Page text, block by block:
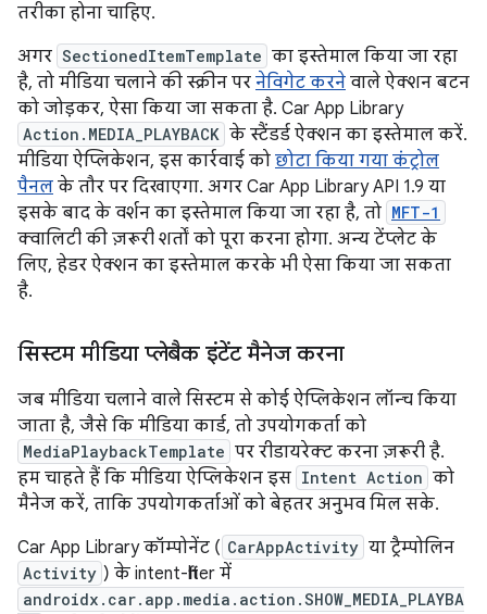
तरीका होना चाहिए.
अगर SectionedItemTemplate का इस्तेमाल किया जा रहा
है, तो मीडिया चलाने की स्क्रीन पर नेविगेट करने वाले ऐक्शन बटन
को जोड़कर, ऐसा किया जा सकता है. Car App Library
Action.MEDIA_PLAYBACK के स्टैंडर्ड ऐक्शन का इस्तेमाल करें.
मीडिया ऐप्लिकेशन, इस कार्रवाई को छोटा किया गया कंट्रोल
पैनल के तौर पर दिखाएगा. अगर Car App Library API 1.9 या
इसके बाद के वर्शन का इस्तेमाल किया जा रहा है, तो MFT-1
क्वालिटी की ज़रूरी शर्तों को पूरा करना होगा. अन्य टेंप्लेट के
लिए, हेडर ऐक्शन का इस्तेमाल करके भी ऐसा किया जा सकता
है.
सिस्टम मीडिया प्लेबैक इंटेंट मैनेज करना
जब मीडिया चलाने वाले सिस्टम से कोई ऐप्लिकेशन लॉन्च किया
जाता है, जैसे कि मीडिया कार्ड, तो उपयोगकर्ता को
MediaPlaybackTemplate पर रीडायरेक्ट करना ज़रूरी है.
हम चाहते हैं कि मीडिया ऐप्लिकेशन इस Intent Action को
मैनेज करें, ताकि उपयोगकर्ताओं को बेहतर अनुभव मिल सके.
Car App Library कॉम्पोनेंट ( CarAppActivity या ट्रैम्पोलिन
Activity ) के intent-filter में
androidx.car.app.media.action.SHOW_MEDIA_PLAYBA